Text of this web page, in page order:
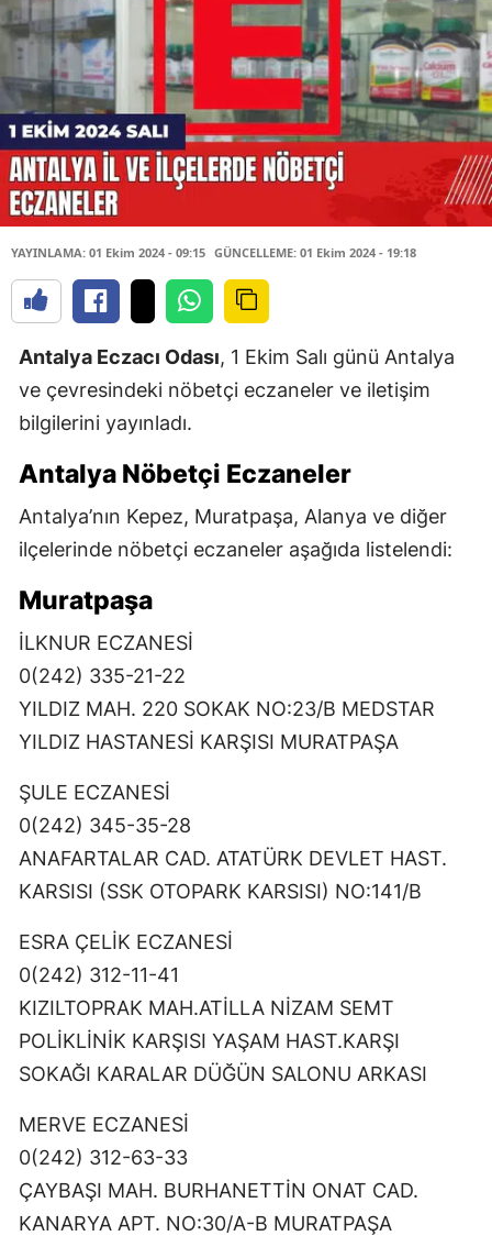
YAYINLAMA: 01 Ekim 2024 - 09:15 GÜNCELLEME: 01 Ekim 2024 - 19:18
Antalya Eczacı Odası, 1 Ekim Salı günü Antalya
ve çevresindeki nöbetçi eczaneler ve iletişim
bilgilerini yayınladı.
Antalya Nöbetçi Eczaneler
Antalya’nın Kepez, Muratpaşa, Alanya ve diğer
ilçelerinde nöbetçi eczaneler aşağıda listelendi:
Muratpaşa
İLKNUR ECZANESİ
0(242) 335-21-22
YILDIZ MAH. 220 SOKAK NO:23/B MEDSTAR
YILDIZ HASTANESİ KARŞISI MURATPAŞA
ŞULE ECZANESİ
0(242) 345-35-28
ANAFARTALAR CAD. ATATÜRK DEVLET HAST.
KARSISI (SSK OTOPARK KARSISI) NO:141/B
ESRA ÇELİK ECZANESİ
0(242) 312-11-41
KIZILTOPRAK MAH.ATİLLA NİZAM SEMT
POLİKLİNİK KARŞISI YAŞAM HAST.KARŞI
SOKAĞI KARALAR DÜĞÜN SALONU ARKASI
MERVE ECZANESİ
0(242) 312-63-33
ÇAYBAŞI MAH. BURHANETTİN ONAT CAD.
KANARYA APT. NO:30/A-B MURATPAŞA